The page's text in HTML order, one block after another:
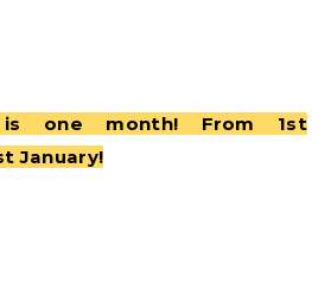
is one month! From 1st
January!